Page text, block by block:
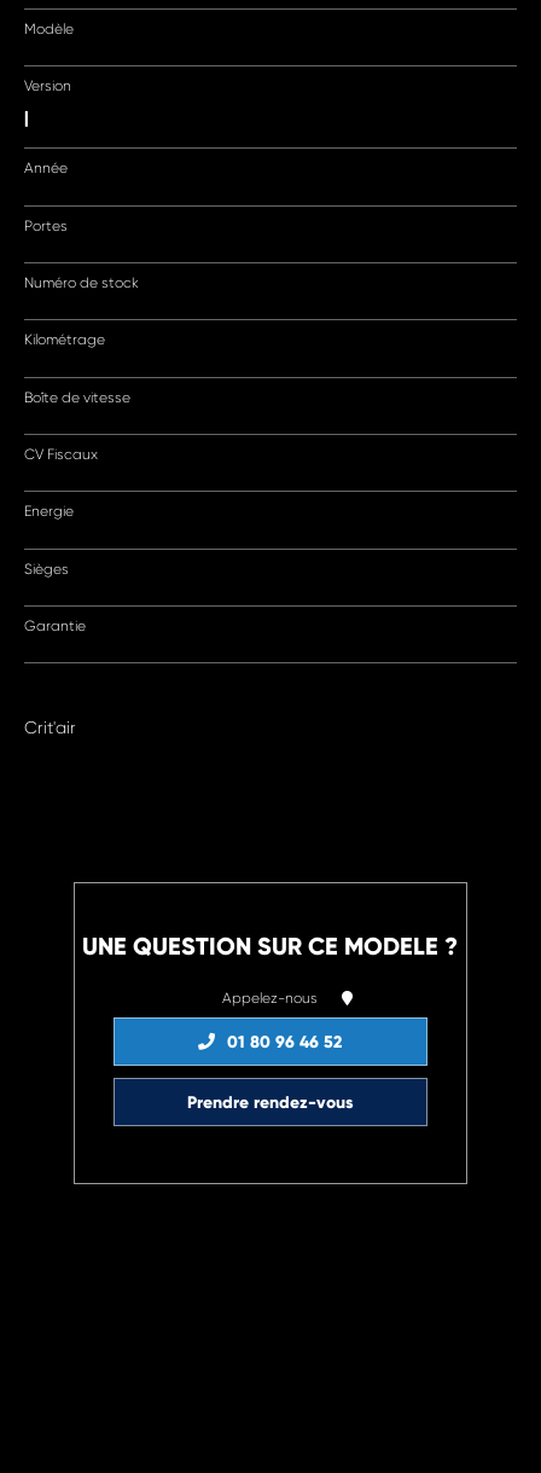
Modèle
Version
|
Année
Portes
Numéro de stock
Kilométrage
Boîte de vitesse
CV Fiscaux
Energie
Sièges
Garantie
Crit'air
UNE QUESTION SUR CE MODELE ?
Appelez-nous
01 80 96 46 52
Prendre rendez-vous